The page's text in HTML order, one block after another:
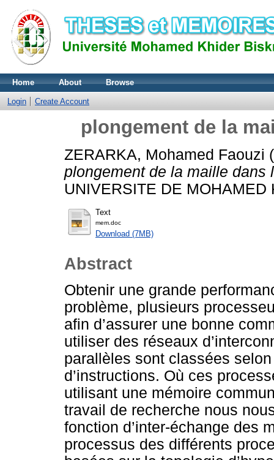
Home About Browse
Login Create Account
plongement de la
ZERARKA, Mohamed Faouzi
plongement de la maille dans
UNIVERSITE DE MOHAMED
Text
mem.doc
Download (7MB)
Abstract
Obtenir une grande
problème, plusieurs
afin d’assurer une bonne
utiliser des réseaux
parallèles sont classées
d’instructions. Où ces
utilisant une mémoire
travail de recherche nous
fonction d’inter-échange des
processus des différents